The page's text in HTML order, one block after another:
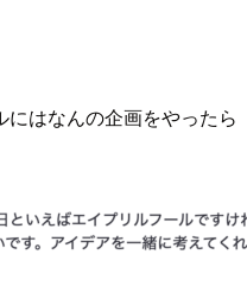
はなんの企画をやったら